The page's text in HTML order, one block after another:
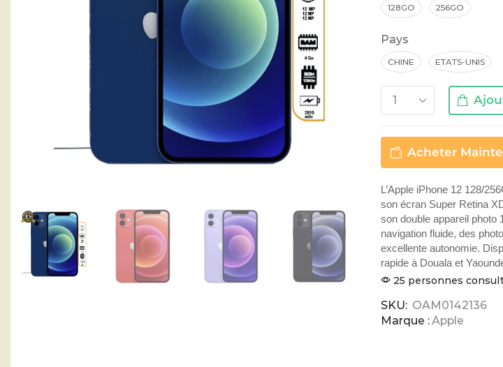
128GO 256GO
Pays
CHINE ETATS-UNIS
Acheter
L’Apple iPhone 12 128/
son écran Super Retina
son double appareil photo
navigation fluide, des
excellente autonomie.
rapide à Douala et
25 personnes
SKU: OAM0142136
Marque :Apple